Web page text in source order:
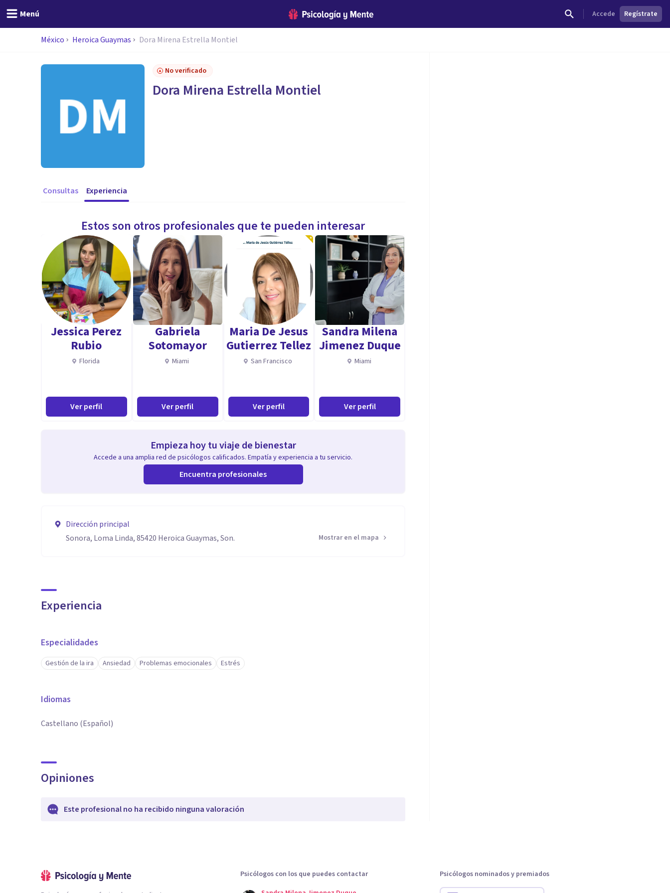
Menú Accede Regístrate
México Heroica Guaymas Dora Mirena Estrella Montiel
No verificado
Dora Mirena Estrella Montiel
Consultas Experiencia
Estos son otros profesionales que te pueden interesar
Jessica Perez
Rubio
Florida
Ver perfil
Gabriela
Sotomayor
Miami
Ver perfil
Maria De Jesus
Gutierrez Tellez
San Francisco
Ver perfil
Sandra Milena
Jimenez Duque
Miami
Ver perfil
Empieza hoy tu viaje de bienestar
Accede a una amplia red de psicólogos calificados. Empatía y experiencia a tu servicio.
Encuentra profesionales
Dirección principal
Sonora, Loma Linda, 85420 Heroica Guaymas, Son.
Mostrar en el mapa
Experiencia
Especialidades
Gestión de la ira Ansiedad Problemas emocionales Estrés
Idiomas
Castellano (Español)
Opiniones
Este profesional no ha recibido ninguna valoración
Psicólogos con los que puedes contactar
Psicólogos nominados y premiados